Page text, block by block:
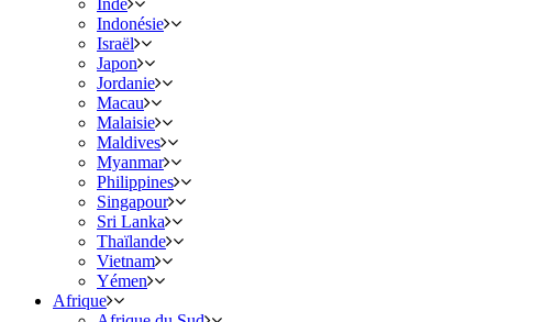
Inde
Indonésie
Israël
Japon
Jordanie
Macau
Malaisie
Maldives
Myanmar
Philippines
Singapour
Sri Lanka
Thaïlande
Vietnam
Yémen
Afrique